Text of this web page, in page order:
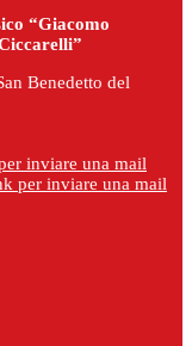
“Giacomo
Benedetto del
inviare una mail
per inviare una mail